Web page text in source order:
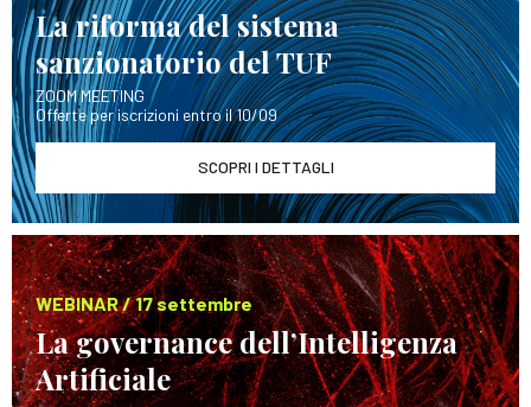
La riforma del sistema
sanzionatorio del TUF
ZOOM MEETING
Offerte per iscrizioni entro il 10/09
SCOPRI I DETTAGLI
WEBINAR / 17 settembre
La governance dell’Intelligenza
Artificiale